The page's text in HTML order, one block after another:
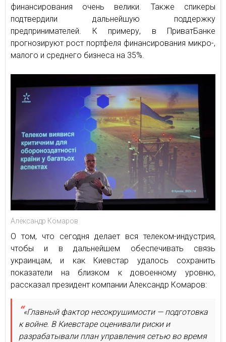
финансирования очень велики. Также спикеры
подтвердили дальнейшую поддержку
предпринимателей. К примеру, в ПриватБанке
прогнозируют рост портфеля финансирования микро-,
малого и среднего бизнеса на 35%.
Александр Комаров
О том, что сегодня делает вся телеком-индустрия,
чтобы и в дальнейшем обеспечивать связь
украинцам, и как Киевстар удалось сохранить
показатели на близком к довоенному уровню,
рассказал президент компании Александр Комаров:
«Главный фактор несокрушимости — подготовка
к войне. В Киевстаре оценивали риски и
разрабатывали план управления сетью во время